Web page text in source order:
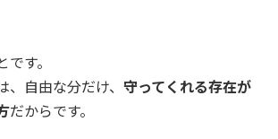
す。
自由な分だけ、 守ってくれる存在が
だからです。